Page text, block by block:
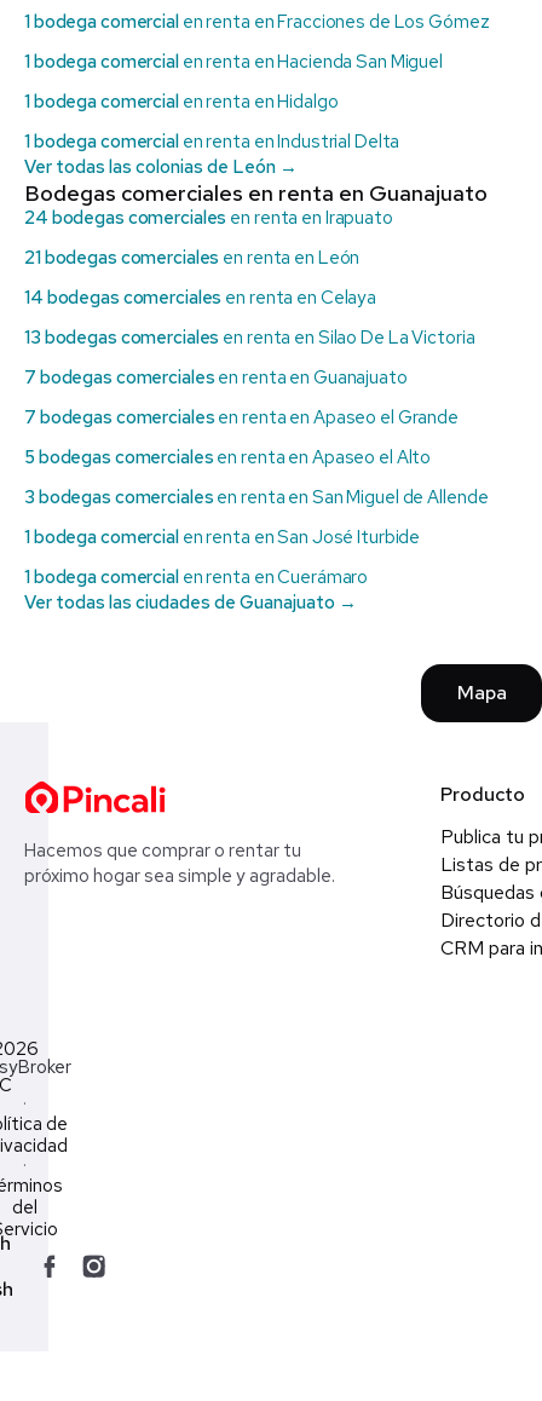
1 bodega comercialen renta en Fracciones de Los Gómez
1 bodega comercialen renta en Hacienda San Miguel
1 bodega comercialen renta en Hidalgo
1 bodega comercialen renta en Industrial Delta
Ver todas las colonias de León →
Bodegas comerciales en renta en Guanajuato
24 bodegas comerciales en renta en Irapuato
21 bodegas comerciales en renta en León
14 bodegas comerciales en renta en Celaya
13 bodegas comerciales en renta en Silao De La Victoria
7 bodegas comerciales en renta en Guanajuato
7 bodegas comerciales en renta en Apaseo el Grande
5 bodegas comerciales en renta en Apaseo el Alto
3 bodegas comerciales en renta en San Miguel de Allende
1 bodega comercialen renta en San José Iturbide
1 bodega comercialen renta en Cuerámaro
Ver todas las ciudades de Guanajuato →
Mapa
Hacemos que comprar o rentar tu
próximo hogar sea simple y agradable.
Producto
Publica tu
Listas de
Búsquedas
Directorio
CRM para
·
de
·
del